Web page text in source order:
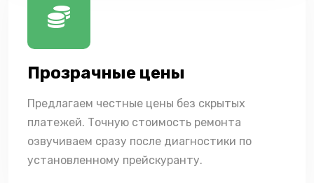
Прозрачные цены
Предлагаем честные цены без скрытых
платежей. Точную стоимость ремонта
озвучиваем сразу после диагностики по
установленному прейскуранту.